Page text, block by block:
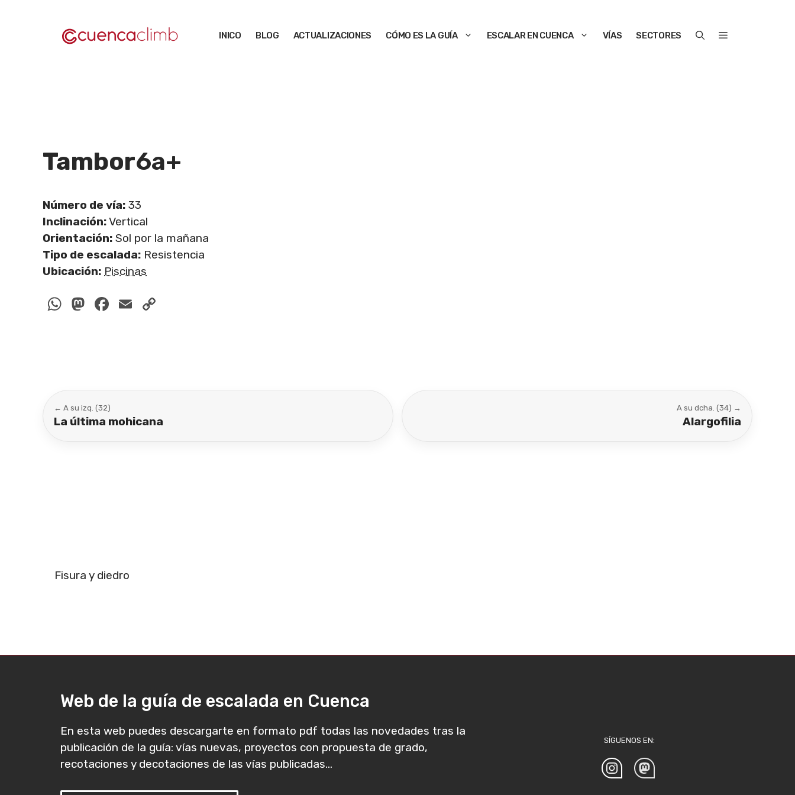
INICO BLOG ACTUALIZACIONES CÓMO ES LA GUÍA ESCALAR EN CUENCA VÍAS SECTORES
Tambor6a+
Número de vía: 33
Inclinación:Vertical
Orientación: Sol por la mañana
Tipo de escalada: Resistencia
Ubicación: Piscinas
WhatsApp
Mastodon
Facebook
Email
← A su izq. (32)
La última mohicana
A su dcha. (34) →
Alargofilia
Fisura y diedro
Web de la guía de escalada en Cuenca
En esta web puedes descargarte en formato pdf todas las novedades tras la
publicación de la guía: vías nuevas, proyectos con propuesta de grado,
recotaciones y decotaciones de las vías publicadas...
SÍGUENOS EN: